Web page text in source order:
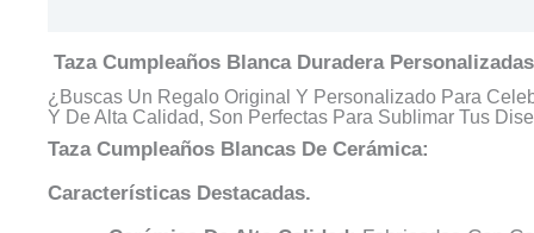
Taza Cumpleaños Blanca Duradera
¿Buscas Un Regalo Original Y Personalizado Para
Y De Alta Calidad, Son Perfectas Para Sublimar Tus
Taza Cumpleaños Blancas De Cerámica:
Características Destacadas.